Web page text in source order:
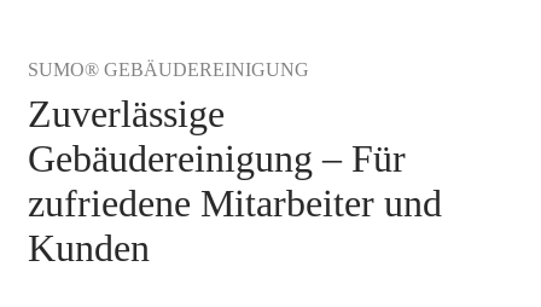
SUMO® GEBÄUDEREINIGUNG
Zuverlässige
Gebäudereinigung – Für
zufriedene Mitarbeiter und
Kunden